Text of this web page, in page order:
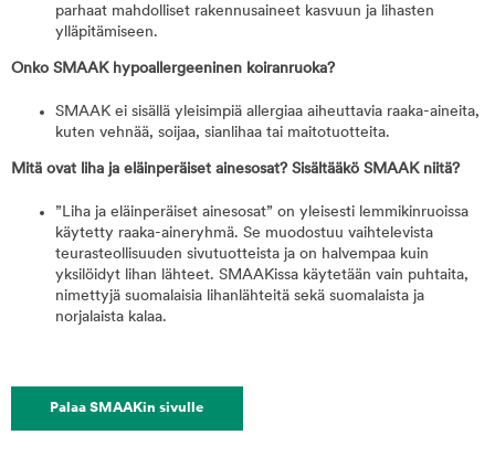
parhaat mahdolliset rakennusaineet kasvuun ja lihasten
ylläpitämiseen.
Onko SMAAK hypoallergeeninen koiranruoka?
SMAAK ei sisällä yleisimpiä allergiaa aiheuttavia raaka-aineita,
kuten vehnää, soijaa, sianlihaa tai maitotuotteita.
Mitä ovat liha ja eläinperäiset ainesosat? Sisältääkö SMAAK niitä?
”Liha ja eläinperäiset ainesosat” on yleisesti lemmikinruoissa
käytetty raaka-aineryhmä. Se muodostuu vaihtelevista
teurasteollisuuden sivutuotteista ja on halvempaa kuin
yksilöidyt lihan lähteet. SMAAKissa käytetään vain puhtaita,
nimettyjä suomalaisia lihanlähteitä sekä suomalaista ja
norjalaista kalaa.
Palaa SMAAKin sivulle